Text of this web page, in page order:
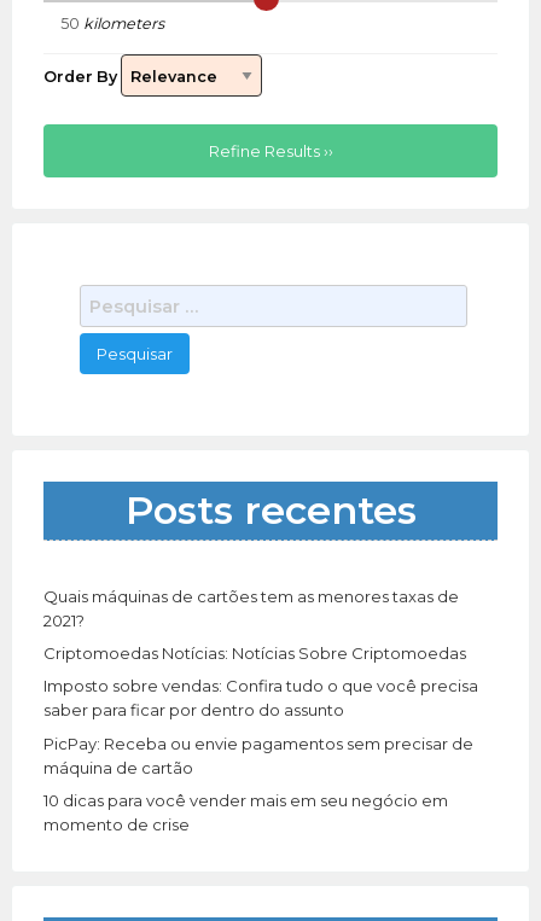
kilometers
Order By
Refine Results ››
e
q
a
p
r
:
Posts recentes
Quais máquinas de cartões tem as menores taxas de
2021?
Criptomoedas Notícias: Notícias Sobre Criptomoedas
Imposto sobre vendas: Confira tudo o que você precisa
saber para ficar por dentro do assunto
PicPay: Receba ou envie pagamentos sem precisar de
máquina de cartão
10 dicas para você vender mais em seu negócio em
momento de crise